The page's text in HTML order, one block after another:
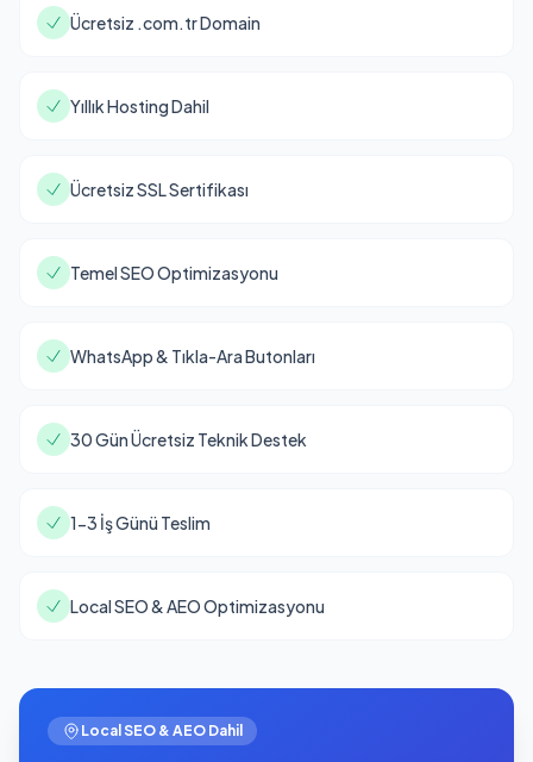
Ücretsiz .com.tr Domain
Yıllık Hosting Dahil
Ücretsiz SSL Sertifikası
Temel SEO Optimizasyonu
WhatsApp & Tıkla-Ara Butonları
30 Gün Ücretsiz Teknik Destek
1-3 İş Günü Teslim
Local SEO & AEO Optimizasyonu
Local SEO & AEO Dahil